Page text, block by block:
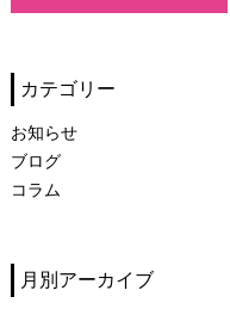
カテゴリー
お知らせ
ブログ
コラム
月別アーカイブ